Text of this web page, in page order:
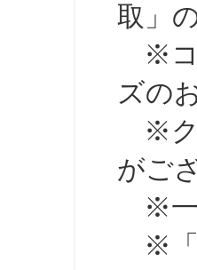
取」
※コン
ズの
※クー
がご
※一部
※「発